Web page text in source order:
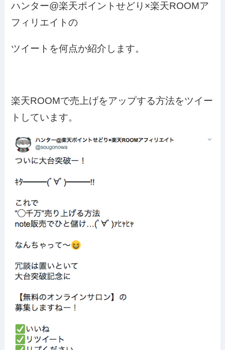
ハンター@楽天ポイントせどり×楽天ROOMア
フィリエイトの
ツイートを何点か紹介します。
楽天ROOMで売上げをアップする方法をツイー
トしています。